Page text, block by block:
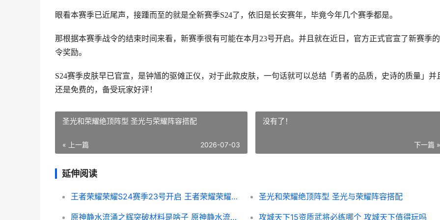
眼看本赛季已近尾声，接踵而至的就是全新赛季S24了，依旧是长安赛年，毕竟今年几个赛季都是。
那根据本赛季战令的结束时间来看，新赛季很有可能在本月23号开启。并且就在近日，官方正式官宣了新赛季
令奖励。
S24赛季皮肤早已官宣，是钟馗的驱傩正仪，对于此款皮肤，一句话就可以总结「勇者的品质，史诗的质量」并
还是免费的，备受玩家好评！
圣光和荣耀绝顶阵型 圣光与荣耀阵容搭配
« 上一篇 2026-07-03
没有了！
下一篇 »
延伸阅读
王者荣耀荣耀S24赛季23号开启 王者荣耀荣耀典藏 圣光和荣耀绝顶阵型 圣光与荣耀阵容搭配
原神静水流涌之辉突破材料是啥子 原神静水流涌之辉是谁的专武 攻城天下15资质武将必练哪个 攻城天下值得玩吗